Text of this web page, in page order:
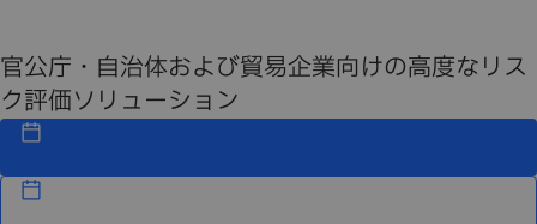
官公庁・自治体および貿易企業向けの高度なリス
ク評価ソリューション